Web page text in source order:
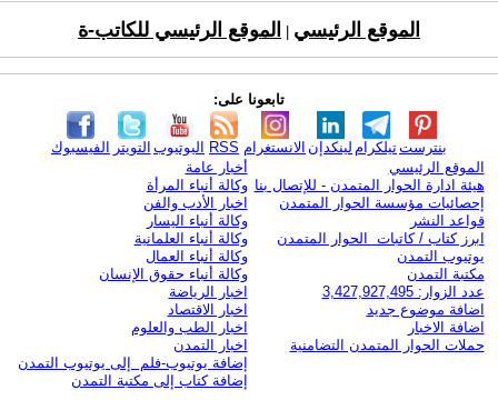
الموقع الرئيسي الموقع الرئيسي للكاتب-ة
تابعونا على:
الفيسبوك التويتر اليوتيوب RSS الانستغرام لينكدإن تيلكرامبنترست
الموقع الرئيسي
هيئة ادارة الحوار المتمدن - للإتصال بنا
إحصائيات مؤسسة الحوار المتمدن
قواعد النشر
ابرز كتاب / كاتبات الحوار المتمدن
يوتيوب التمدن
مكتبة التمدن
عدد الزوار: 3,427,927,495
اضافة موضوع جديد
اضافة الاخبار
حملات الحوار المتمدن التضامنية
أخبار عامة
وكالة أنباء المرأة
اخبار الأدب والفن
وكالة أنباء اليسار
وكالة أنباء العلمانية
وكالة أنباء العمال
وكالة أنباء حقوق الإنسان
اخبار الرياضة
اخبار الاقتصاد
اخبار الطب والعلوم
اخبار التمدن
إضافة يوتيوب-فلم إلى يوتيوب التمدن
إضافة كتاب إلى مكتبة التمدن